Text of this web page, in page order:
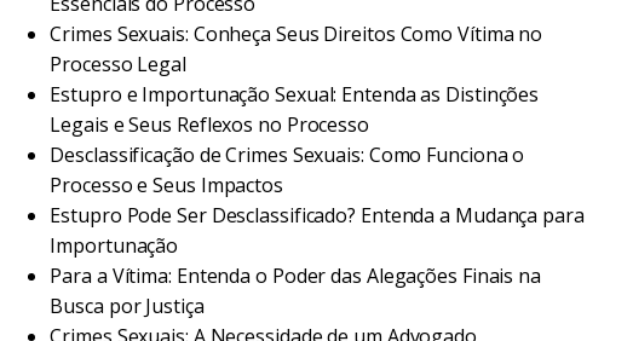
Crimes Sexuais: Conheça Seus Direitos Como Vítima no
Processo Legal
Estupro e Importunação Sexual: Entenda as Distinções
Legais e Seus Reflexos no Processo
Desclassificação de Crimes Sexuais: Como Funciona o
Processo e Seus Impactos
Estupro Pode Ser Desclassificado? Entenda a Mudança para
Importunação
Para a Vítima: Entenda o Poder das Alegações Finais na
Busca por Justiça